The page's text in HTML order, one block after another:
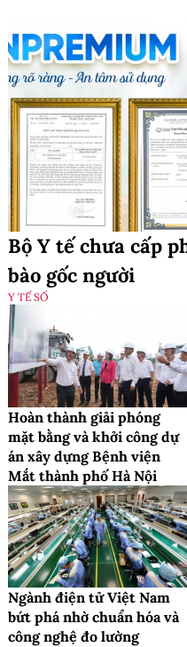
Bộ Y tế chưa cấp
bào gốc người
Y TẾ SỐ
Hoàn thành giải phóng
mặt bằng và khởi công dự
án xây dựng Bệnh viện
Mắt thành phố Hà Nội
Ngành điện tử Việt Nam
bứt phá nhờ chuẩn hóa và
công nghệ đo lường